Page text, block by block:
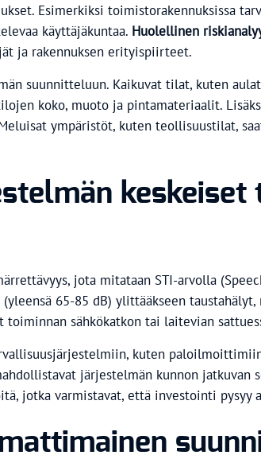
Esimerkiksi toimistorakennuksissa
käyttäjäkuntaa. Huolellinen
ja rakennuksen erityispiirteet.
suunnitteluun. Kaikuvat tilat, kuten
koko, muoto ja pintamateriaalit.
ympäristöt, kuten teollisuustilat,
jota mitataan STI-arvolla
65-85 dB) ylittääkseen
sähkökatkon tai laitevian
kuten
järjestelmän kunnon
jotka varmistavat, että investointi pysyy